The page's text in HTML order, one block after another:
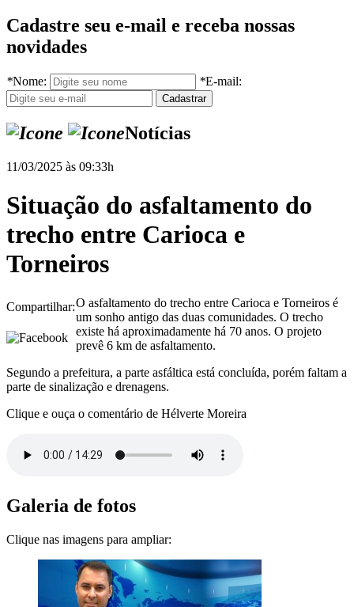
Cadastre seu e-mail e receba nossas
novidades
*Nome: *E-mail:
Notícias
11/03/2025 às 09:33h
Situação do asfaltamento do
trecho entre Carioca e
Torneiros
Compartilhar:O asfaltamento do trecho entre Carioca e Torneiros é
um sonho antigo das duas comunidades. O trecho
existe há aproximadamente há 70 anos. O projeto
prevê 6 km de asfaltamento.
Segundo a prefeitura, a parte asfáltica está concluída, porém faltam a
parte de sinalização e drenagens.
Clique e ouça o comentário de Hélverte Moreira
Galeria de fotos
Clique nas imagens para ampliar: